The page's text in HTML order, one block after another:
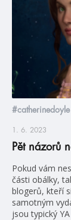
#catherinedoyle
1. 6. 2023
Pět názorů
Pokud vám
části obálky,
blogerů, kteří
samotným
jsou typický